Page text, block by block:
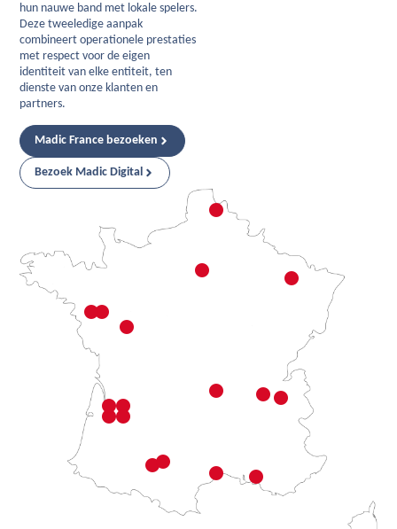
hun nauwe band met lokale spelers.
Deze tweeledige aanpak
combineert operationele prestaties
met respect voor de eigen
identiteit van elke entiteit, ten
dienste van onze klanten en
partners.
Madic France bezoeken
Bezoek Madic Digital